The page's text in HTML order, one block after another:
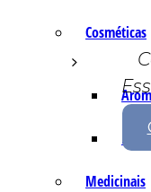
Cosméticas
Medicinais